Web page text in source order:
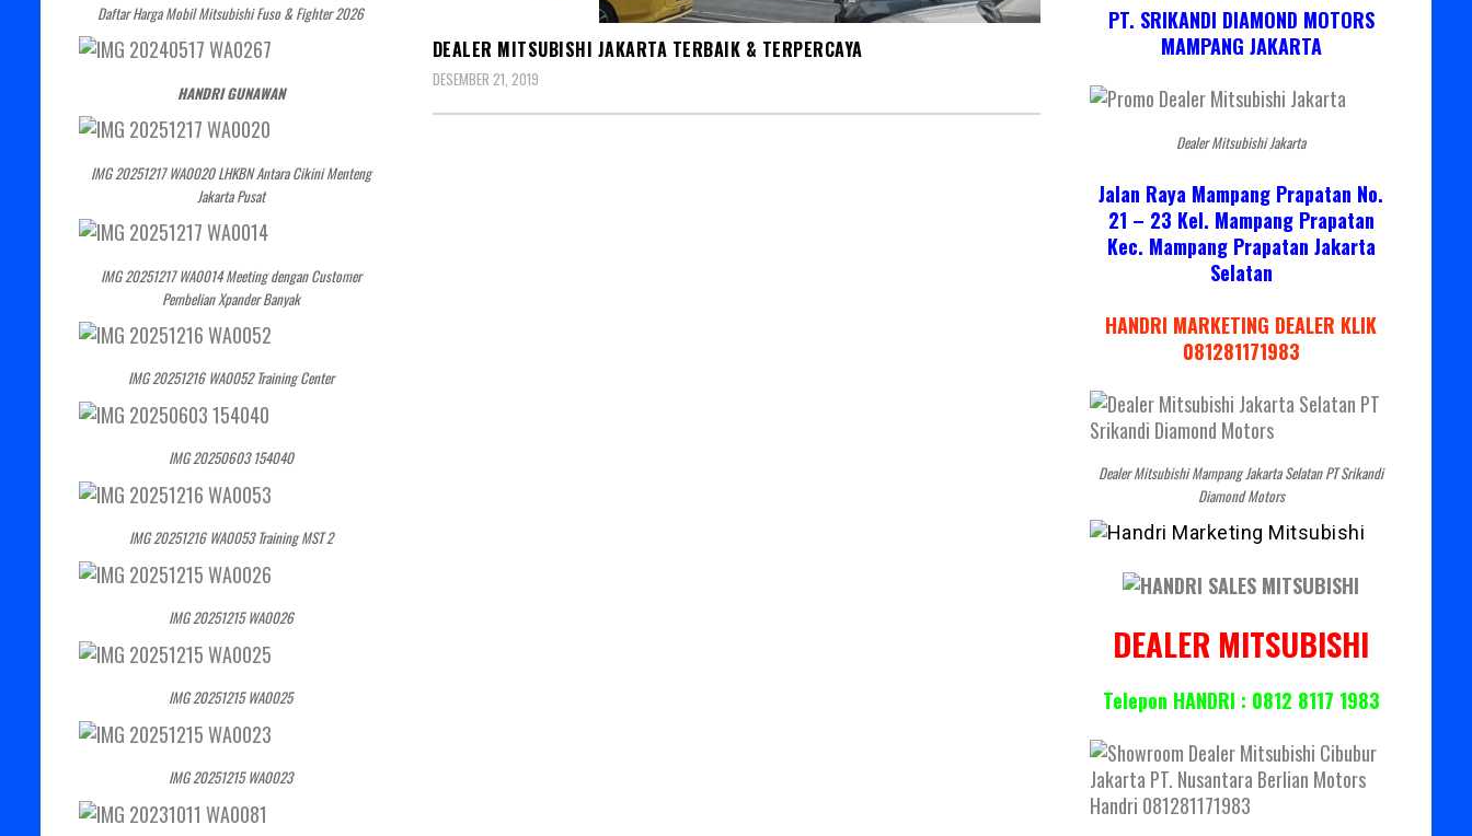
DEALER MITSUBISHI JAKARTA TERBAIK & TERPERCAYA
DESEMBER 21, 2019
Daftar Harga Mobil Mitsubishi Fuso & Fighter 2026
HANDRI GUNAWAN
IMG 20251217 WA0020 LHKBN Antara Cikini Menteng
Jakarta Pusat
IMG 20251217 WA0014 Meeting dengan Customer
Pembelian Xpander Banyak
IMG 20251216 WA0052 Training Center
IMG 20250603 154040
IMG 20251216 WA0053 Training MST 2
IMG 20251215 WA0026
IMG 20251215 WA0025
IMG 20251215 WA0023
PT. SRIKANDI DIAMOND MOTORS
MAMPANG JAKARTA
Dealer Mitsubishi Jakarta
Jalan Raya Mampang Prapatan No.
21 – 23 Kel. Mampang Prapatan
Kec. Mampang Prapatan Jakarta
Selatan
HANDRI MARKETING DEALER KLIK
081281171983
Dealer Mitsubishi Mampang Jakarta Selatan PT Srikandi
Diamond Motors
DEALER MITSUBISHI
Telepon HANDRI : 0812 8117 1983